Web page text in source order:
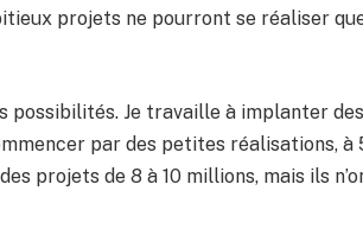
projets ne pourront se réaliser
possibilités. Je travaille à implanter des
par des petites réalisations, à
projets de 8 à 10 millions, mais ils